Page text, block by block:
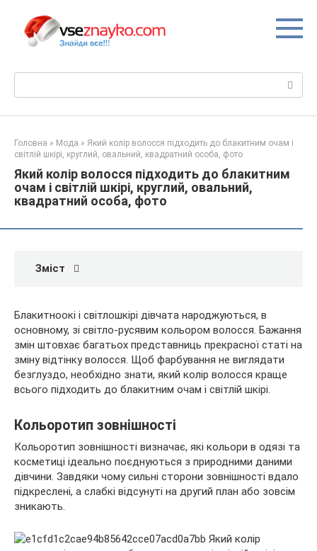
вмісту
Головна » Мода » Який колір волосся підходить до блакитним очам і
світлій шкірі, круглий, овальний, квадратний особа, фото
Який колір волосся підходить до блакитним
очам і світлій шкірі, круглий, овальний,
квадратний особа, фото
Зміст
Блакитноокі і світлошкірі дівчата народжуються, в
основному, зі світло-русявим кольором волосся. Бажання
змін штовхає багатьох представниць прекрасної статі на
зміну відтінку волосся. Щоб фарбування не виглядати
безглуздо, необхідно знати, який колір волосся краще
всього підходить до блакитним очам і світлій шкірі.
Кольоротип зовнішності
Кольоротип зовнішності визначає, які кольори в одязі та
косметиці ідеально поєднуються з природними даними
дівчини. Завдяки чому сильні сторони зовнішності вдало
підкреслені, а слабкі відсунуті на другий план або зовсім
зникають.